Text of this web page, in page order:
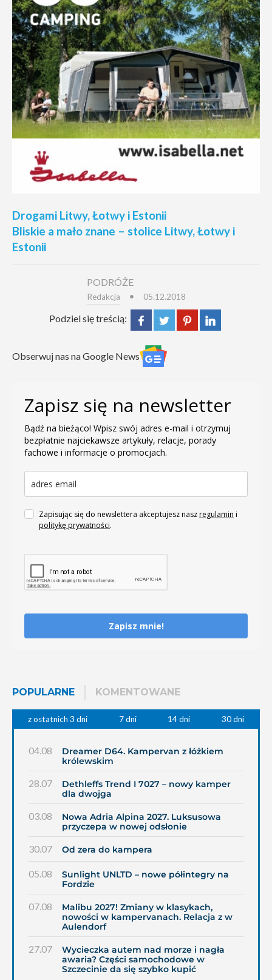
Drogami Litwy, Łotwy i Estonii
Bliskie a mało znane – stolice Litwy, Łotwy i
Estonii
PODRÓŻE
Redakcja 05.12.2018
Podziel się treścią:
Obserwuj nas na Google News
Zapisz się na newsletter
Bądź na bieżąco! Wpisz swój adres e-mail i otrzymuj
bezpłatnie najciekawsze artykuły, relacje, porady
fachowe i informacje o promocjach.
Zapisując się do newslettera akceptujesz naszregulamin i
politykę prywatności.
Zapisz mnie!
POPULARNE KOMENTOWANE
z ostatnich 3 dni 7 dni 14 dni 30 dni
04.08
Dreamer D64. Kampervan z łóżkiem
królewskim
28.07
Dethleffs Trend I 7027 – nowy kamper
dla dwojga
03.08
Nowa Adria Alpina 2027. Luksusowa
przyczepa w nowej odsłonie
30.07 Od zera do kampera
05.08
Sunlight UNLTD – nowe półintegry na
Fordzie
07.08
Malibu 2027! Zmiany w klasykach,
nowości w kampervanach. Relacja z w
Aulendorf
27.07
Wycieczka autem nad morze i nagła
awaria? Części samochodowe w
Szczecinie da się szybko kupić